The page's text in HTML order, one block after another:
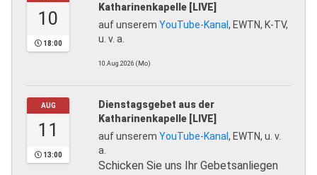
10
18:00
Katharinenkapelle [LIVE]
auf unserem YouTube-Kanal, EWTN, K-TV,
u. v. a.
10.Aug.2026 (Mo)
AUG
11
13:00
Dienstagsgebet aus der
Katharinenkapelle [LIVE]
auf unserem YouTube-Kanal, EWTN, u. v.
a.
Schicken Sie uns Ihr Gebetsanliegen